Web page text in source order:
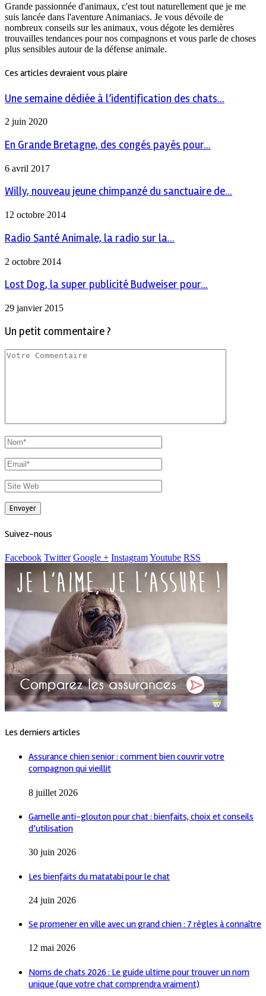
Grande passionnée d'animaux, c'est tout naturellement que je me
suis lancée dans l'aventure Animaniacs. Je vous dévoile de
nombreux conseils sur les animaux, vous dégote les dernières
trouvailles tendances pour nos compagnons et vous parle de choses
plus sensibles autour de la défense animale.
Ces articles devraient vous plaire
Une semaine dédiée à l’identification des chats...
2 juin 2020
En Grande Bretagne, des congés payés pour...
6 avril 2017
Willy, nouveau jeune chimpanzé du sanctuaire de...
12 octobre 2014
Radio Santé Animale, la radio sur la...
2 octobre 2014
Lost Dog, la super publicité Budweiser pour...
29 janvier 2015
Un petit commentaire ?
Suivez-nous
Facebook Twitter Google + InstagramYoutube RSS
Les derniers articles
Assurance chien senior : comment bien couvrir votre
compagnon qui vieillit
8 juillet 2026
Gamelle anti-glouton pour chat : bienfaits, choix et conseils
d’utilisation
30 juin 2026
Les bienfaits du matatabi pour le chat
24 juin 2026
Se promener en ville avec un grand chien : 7 règles à connaître
12 mai 2026
Noms de chats 2026 : Le guide ultime pour trouver un nom
unique (que votre chat comprendra vraiment)